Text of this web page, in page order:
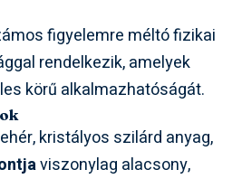
figyelemre méltó fizikai
rendelkezik, amelyek
körű alkalmazhatóságát.
kristályos szilárd anyag,
viszonylag alacsony,